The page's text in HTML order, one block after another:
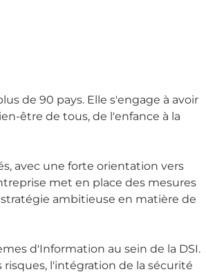
de 90 pays. Elle s'engage à avoir
être de tous, de l'enfance à la
avec une forte orientation vers
met en place des mesures
ambitieuse en matière de
d'Information au sein de la DSI.
risques, l'intégration de la sécurité